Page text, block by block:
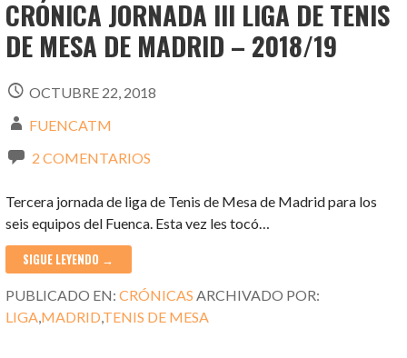
CRÓNICA JORNADA III LIGA DE TENIS
DE MESA DE MADRID – 2018/19
OCTUBRE 22, 2018
FUENCATM
2 COMENTARIOS
Tercera jornada de liga de Tenis de Mesa de Madrid para los
seis equipos del Fuenca. Esta vez les tocó…
SIGUE LEYENDO →
PUBLICADO EN:CRÓNICAS ARCHIVADO POR:
LIGA,MADRID,TENIS DE MESA